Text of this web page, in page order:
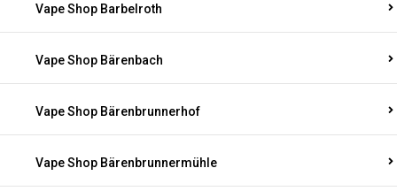
Vape Shop Barbelroth
Vape Shop Bärenbach
Vape Shop Bärenbrunnerhof
Vape Shop Bärenbrunnermühle